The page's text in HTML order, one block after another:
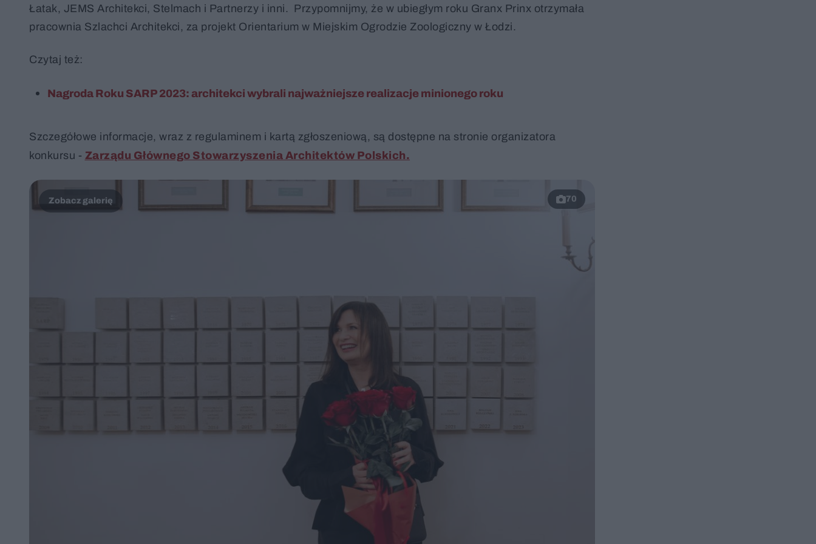
Łatak, JEMS Architekci, Stelmach i Partnerzy i inni. Przypomnijmy, że w ubiegłym roku Granx Prinx otrzymała
pracownia Szlachci Architekci, za projekt Orientarium w Miejskim Ogrodzie Zoologiczny w Łodzi.
Czytaj też:
Nagroda Roku SARP 2023: architekci wybrali najważniejsze realizacje minionego roku
Szczegółowe informacje, wraz z regulaminem i kartą zgłoszeniową, są dostępne na stronie organizatora
konkursu - Zarządu Głównego Stowarzyszenia Architektów Polskich.
70